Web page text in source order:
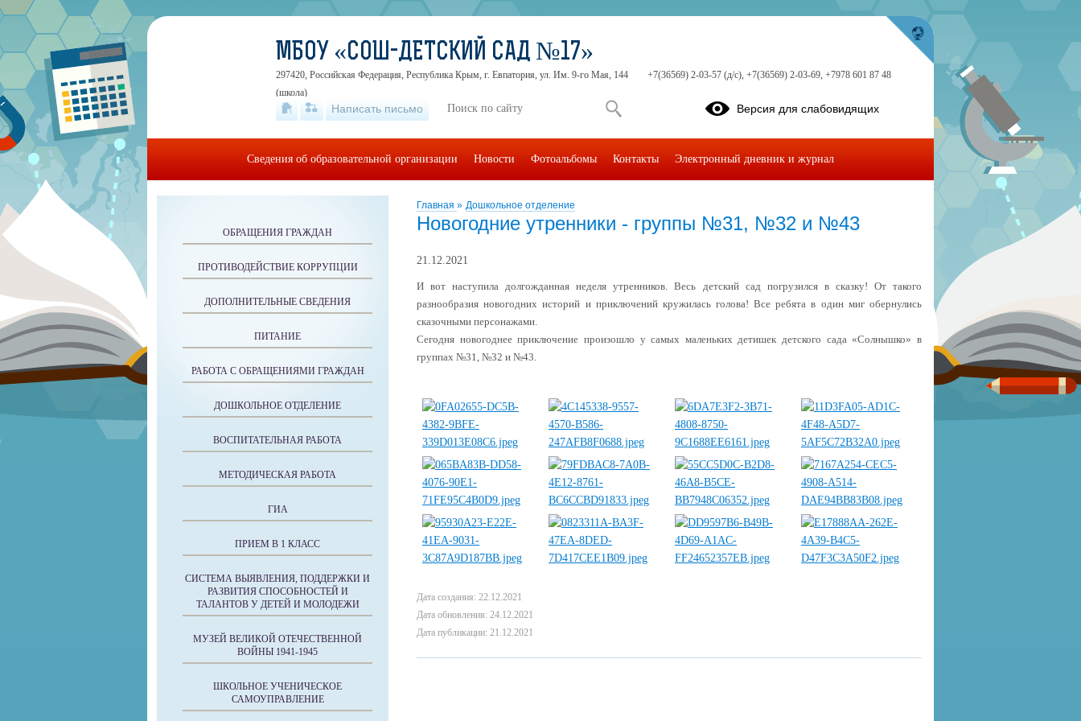
Главная » Дошкольное отделение
Новогодние утренники - группы №31, №32 и №43
21.12.2021
И вот наступила долгожданная неделя утренников. Весь детский сад погрузился в сказку! От такого
разнообразия новогодних историй и приключений кружилась голова! Все ребята в один миг обернулись
сказочными персонажами.
Сегодня новогоднее приключение произошло у самых маленьких детишек детского сада «Солнышко» в
группах №31, №32 и №43.
Дата создания: 22.12.2021
Дата обновления: 24.12.2021
Дата публикации: 21.12.2021
ОБРАЩЕНИЯ ГРАЖДАН
ПРОТИВОДЕЙСТВИЕ КОРРУПЦИИ
ДОПОЛНИТЕЛЬНЫЕ СВЕДЕНИЯ
ПИТАНИЕ
РАБОТА С ОБРАЩЕНИЯМИ ГРАЖДАН
ДОШКОЛЬНОЕ ОТДЕЛЕНИЕ
ВОСПИТАТЕЛЬНАЯ РАБОТА
МЕТОДИЧЕСКАЯ РАБОТА
ГИА
ПРИЕМ В 1 КЛАСС
СИСТЕМА ВЫЯВЛЕНИЯ, ПОДДЕРЖКИ И
РАЗВИТИЯ СПОСОБНОСТЕЙ И
ТАЛАНТОВ У ДЕТЕЙ И МОЛОДЕЖИ
МУЗЕЙ ВЕЛИКОЙ ОТЕЧЕСТВЕННОЙ
ВОЙНЫ 1941-1945
ШКОЛЬНОЕ УЧЕНИЧЕСКОЕ
САМОУПРАВЛЕНИЕ
МБОУ «СОШ-ДЕТСКИЙ САД №17»
297420, Российская Федерация, Республика Крым, г. Евпатория, ул. Им. 9-го Мая, 144
+7(36569) 2-03-57 (д/с), +7(36569) 2-03-69, +7978 601 87 48
(школа)
Написать письмо Версия для слабовидящих
Сведения об образовательной организации Новости Фотоальбомы Контакты Электронный дневник и журнал